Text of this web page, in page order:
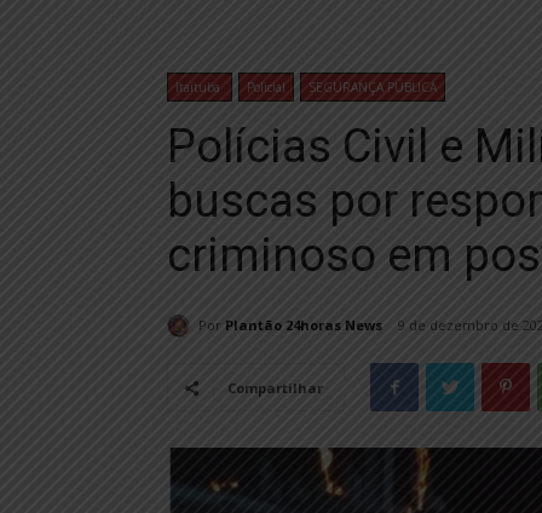
Itaituba Policial SEGURANÇA PÚBLICA
Polícias Civil e
buscas por
criminoso em
Por Plantão 24horas News 9 de dezembro de
Compartilhar